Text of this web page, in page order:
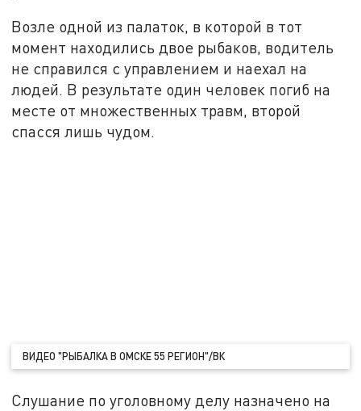
Возле одной из палаток, в которой в тот
момент находились двое рыбаков, водитель
не справился с управлением и наехал на
людей. В результате один человек погиб на
месте от множественных травм, второй
спасся лишь чудом.
ВИДЕО "РЫБАЛКА В ОМСКЕ 55 РЕГИОН"/ВК
Слушание по уголовному делу назначено на